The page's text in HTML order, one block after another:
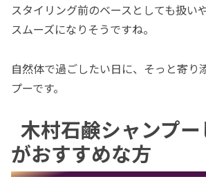
スタイリング前のベースとしても扱い
スムーズになりそうですね。
自然体で過ごしたい日に、そっと寄り
プーです。
木村石鹸シャンプー
がおすすめな方